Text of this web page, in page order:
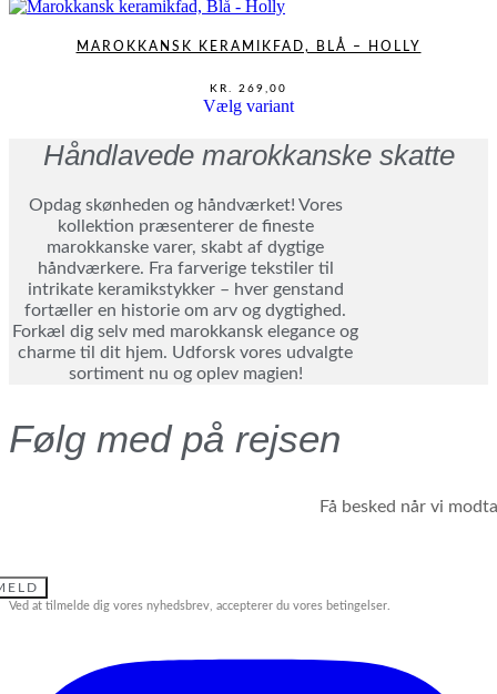
varesiden
flere
kan
varesiden
MAROKKANSK KERAMIKFAD, BLÅ – HOLLY
KR. 269,00
Vælg variantDette
flere
Mulighederne
kan
vælges
på
varesiden
Håndlavede marokkanske skatte
Opdag skønheden og håndværket! Vores
kollektion præsenterer de fineste
marokkanske varer, skabt af dygtige
håndværkere. Fra farverige tekstiler til
intrikate keramikstykker – hver genstand
fortæller en historie om arv og dygtighed.
Forkæl dig selv med marokkansk elegance og
charme til dit hjem. Udforsk vores udvalgte
sortiment nu og oplev magien!
Følg med på rejsen
Få besked når vi
Ved at tilmelde dig vores nyhedsbrev, accepterer du vores betingelser.